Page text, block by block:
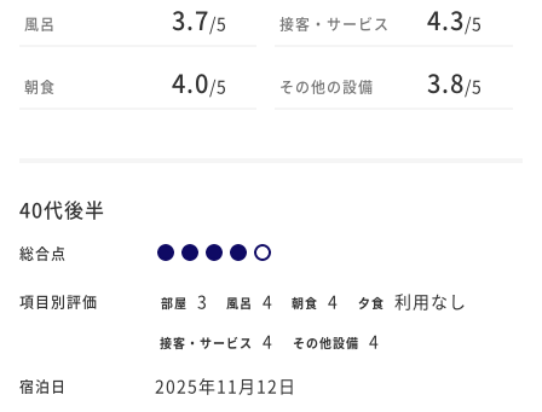
風呂 3.7/5
朝食 4.0/5
接客・サービス 4.3/5
その他の設備 3.8/5
40代後半
総合点
項目別評価 部屋 3 風呂 4 朝食 4 夕食 利用なし
接客・サービス 4 その他設備 4
宿泊日 2025年11月12日